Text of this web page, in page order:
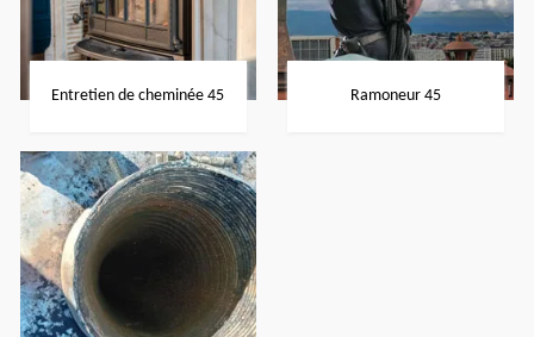
Entretien de cheminée 45 Ramoneur 45